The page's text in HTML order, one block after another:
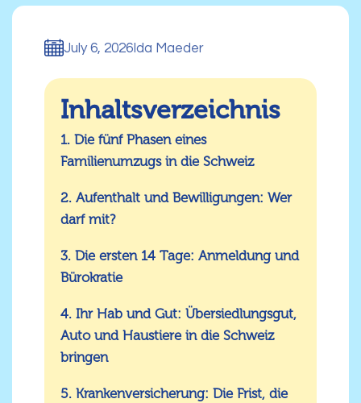
July 6, 2026 Ida Maeder
Inhaltsverzeichnis
1. Die fünf Phasen eines
Familienumzugs in die Schweiz
2. Aufenthalt und Bewilligungen: Wer
darf mit?
3. Die ersten 14 Tage: Anmeldung und
Bürokratie
4. Ihr Hab und Gut: Übersiedlungsgut,
Auto und Haustiere in die Schweiz
bringen
5. Krankenversicherung: Die Frist, die